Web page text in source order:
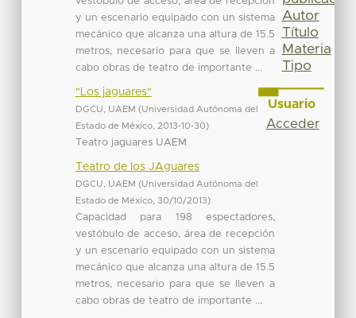
y un escenario equipado con un sistema
mecánico que alcanza una altura de 15.5
metros, necesario para que se lleven a
cabo obras de teatro de importante ...
"Los jaguares"
DGCU, UAEM (Universidad Autónoma del
Estado de México, 2013-10-30)
Teatro jaguares UAEM
Teatro de los JAguares
DGCU, UAEM (Universidad Autónoma del
Estado de México, 30/10/2013)
Capacidad para 198 espectadores,
vestóbulo de acceso, área de recepción
y un escenario equipado con un sistema
mecánico que alcanza una altura de 15.5
metros, necesario para que se lleven a
cabo obras de teatro de importante ...
Autor
Título
Materia
Tipo
Usuario
Acceder